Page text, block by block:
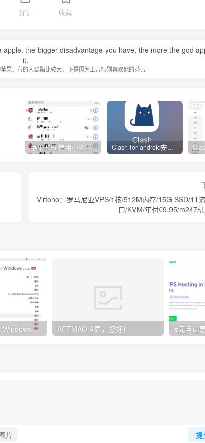
分享 收藏
the bigger disadvantage you have, the more the god
it.
果，有的人缺陷比较大，正是因为上帝特别喜欢他的芬芳
苹果 iOS 使用小火箭(shadowrocket)新手教程 Clash for android安卓客户端保姆级新手使用教程
Virtono：罗马尼亚VPS/1核/512M内存/15G SSD/1T
口/KVM/年付€9.95/m247
Clash订阅教程 For Windows中文使用图文教程 AFFMAO世界，您好！
提
片